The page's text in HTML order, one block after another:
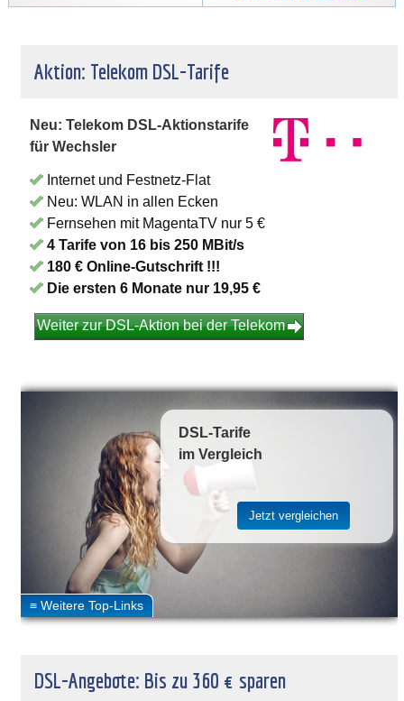
Aktion: Telekom DSL-Tarife
Neu: Telekom DSL-Aktionstarife
für Wechsler
Internet und Festnetz-Flat
Neu: WLAN in allen Ecken
Fernsehen mit MagentaTV nur 5 €
4 Tarife von 16 bis 250 MBit/s
180 € Online-Gutschrift !!!
Die ersten 6 Monate nur 19,95 €
Weiter zur DSL-Aktion bei der Telekom
DSL-Tarife
im Vergleich
DSL-Angebote: Bis zu 360 € sparen